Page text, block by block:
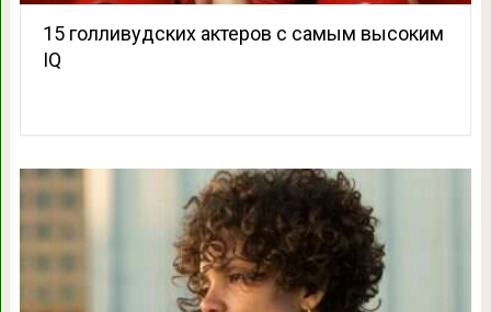
15 голливудских актеров с самым высоким
IQ